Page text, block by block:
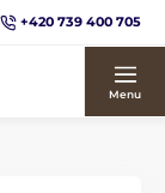
+420 739 400 705
Menu